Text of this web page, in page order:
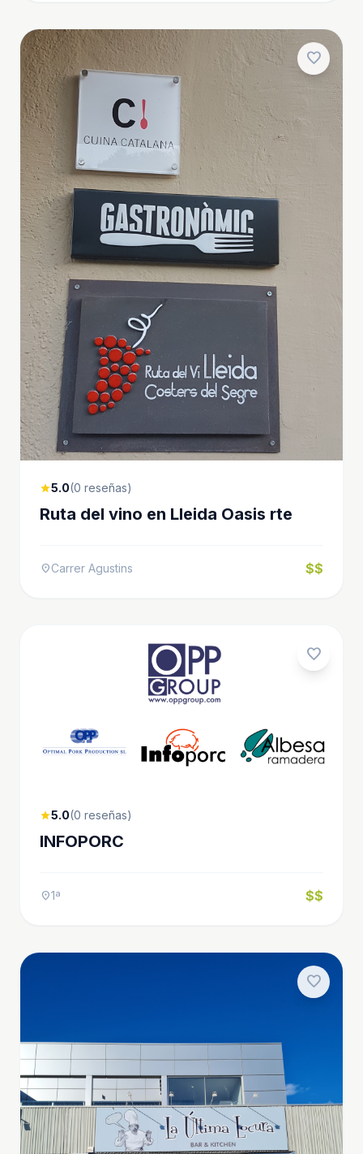
favorite
star5.0(0 reseñas)
Ruta del vino en Lleida Oasis rte
location_onCarrer Agustins $$
favorite
star5.0(0 reseñas)
INFOPORC
location_on1ª $$
favorite